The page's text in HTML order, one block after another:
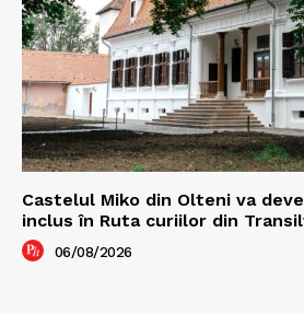
Castelul Miko din Olteni va
inclus în Ruta curiilor din
06/08/2026